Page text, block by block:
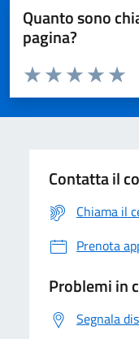
Quanto sono
pagina?
Valuta da 1 a 5 stelle la
Valuta 3
Valuta 2 stelle
Valuta 1 stelle su 5
Contatta il
Chiama il
Prenota
Problemi in
Segnala